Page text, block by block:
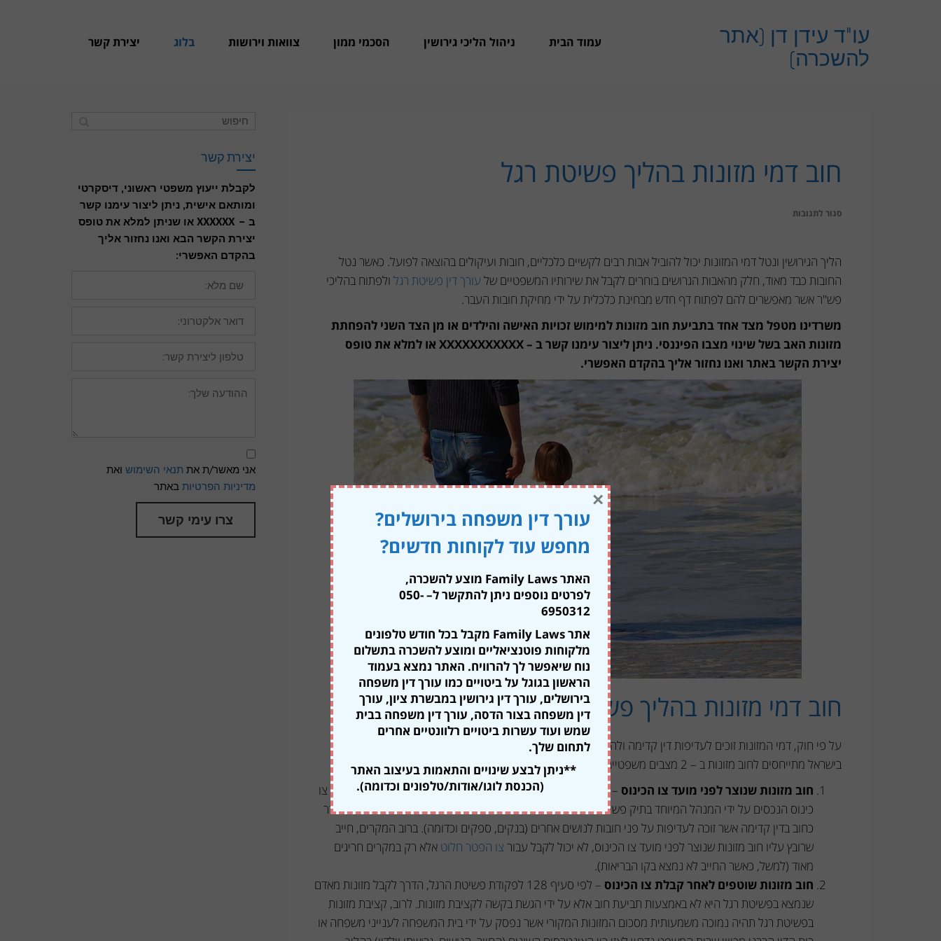
עו"ד עידן דן (אתר
להשכרה)
עמוד הבית ניהול הליכי גירושין הסכמי ממון צוואות וירושות בלוג יצירת קשר
חוב דמי מזונות בהליך פשיטת רגל
סגור לתגובות
מזונות
בהליך
רגל
הליך הגירושין ונטל דמי המזונות יכול להוביל אבות רבים לקשיים כלכליים, חובות ועיקולים בהוצאה לפועל. כאשר נטל
החובות כבד מאוד, חלק מהאבות הגרושים בוחרים לקבל את שירותיו המשפטיים של עורך דין פשיטת רגל ולפתוח בהליכי
פש"ר אשר מאפשרים להם לפתוח דף חדש מבחינת כלכלית על ידי מחיקת חובות העבר.
משרדינו מטפל מצד אחד בתביעת חוב מזונות למימוש זכויות האישה והילדים או מן הצד השני להפחתת
מזונות האב בשל שינוי מצבו הפיננסי. ניתן ליצור עימנו קשר ב – XXXXXXXXXXX או למלא את טופס
יצירת הקשר באתר ואנו נחזור אליך בהקדם האפשרי.
חוב דמי מזונות בהליך פשיטת רגל
על פי חוק, דמי המזונות זוכים לעדיפות דין קדימה ולהתייחסות שונה מחובות אחרים בהליך פשיטת הרגל. בתי המשפט
בישראל מתייחסים לחוב מזונות ב – 2 מצבים משפטיים שונים:
חוב מזונות שנוצר לפני מועד צו הכינוס – מצב זה מתייחס לחוב מזונות אשר נוצר, הצטבר ותפח לפני מועד צו
כינוס הנכסים על ידי המנהל המיוחד בתיק פשיטת הרגל של החייב. חוב מזונות שנוצר לפני מועד צו הכינוס מוגדר
כחוב בדין קדימה אשר זוכה לעדיפות על פני חובות לנושים אחרים (בנקים, ספקים וכדומה). ברוב המקרים, חייב
שרובץ עליו חוב מזונות שנוצר לפני מועד צו הכינוס, לא יכול לקבל עבור צו הפטר חלוט אלא רק במקרים חריגים
מאוד (למשל, כאשר החייב לא נמצא בקו הבריאות).
חוב מזונות שוטפים לאחר קבלת צו הכינוס
– לפי סעיף 128 לפקודת פשיטת הרגל, הדרך לקבל מזונות מאדם
שנמצא בפשיטת רגל היא לא באמצעות תביעת חוב אלא על ידי הגשת בקשה לקציבת מזונות. לרוב, קציבת מזונות
בפשיטת רגל תהיה נמוכה משמעותית מסכום המזונות המקורי אשר נפסק על ידי בית המשפחה לענייני משפחה או
יצירת קשר
לקבלת ייעוץ משפטי ראשוני, דיסקרטי
ומותאם אישית, ניתן ליצור עימנו קשר
ב – XXXXXX או שניתן למלא את טופס
יצירת הקשר הבא ואנו נחזור אליך
בהקדם האפשרי:
מלא:
אלקטרוני:
ליצירת
שלך:
תנאי
שימוש
ומדיניות
פרטיות
אני מאשר/ת את תנאי השימוש ואת
מדיניות הפרטיות באתר
צרו עימי קשר
עורך דין משפחה בירושלים?
מחפש עוד לקוחות חדשים?
האתר Family Laws מוצע להשכרה,
לפרטים נוספים ניתן להתקשר ל – 050-
6950312
אתר Family Laws מקבל בכל חודש טלפונים
מלקוחות פוטנציאליים ומוצע להשכרה בתשלום
נוח שיאפשר לך להרוויח. האתר נמצא בעמוד
הראשון בגוגל על ביטויים כמו עורך דין משפחה
בירושלים, עורך דין גירושין במבשרת ציון, עורך
דין משפחה בצור הדסה, עורך דין משפחה בבית
שמש ועוד עשרות ביטויים רלוונטיים אחרים
לתחום שלך.
**ניתן לבצע שינויים והתאמות בעיצוב האתר
(הכנסת לוגו/אודות/טלפונים וכדומה).
×